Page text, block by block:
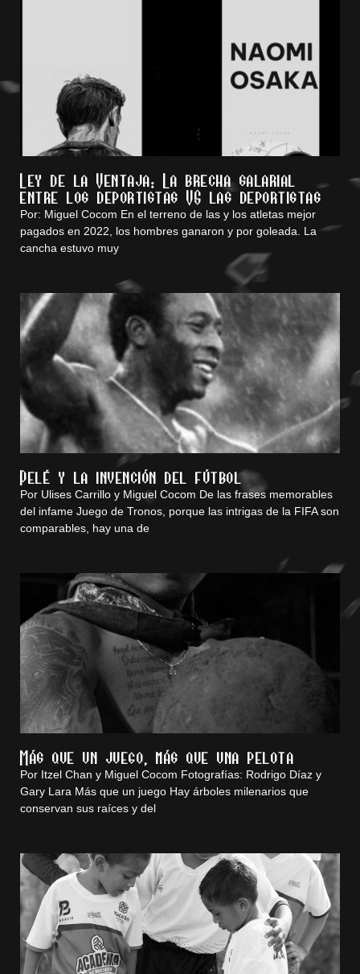
Ley de la Ventaja: La brecha salarial
entre los deportistas VS las deportistas
Por: Miguel Cocom En el terreno de las y los atletas mejor
pagados en 2022, los hombres ganaron y por goleada. La
cancha estuvo muy
Pelé y la invención del fútbol
Por Ulises Carrillo y Miguel Cocom De las frases memorables
del infame Juego de Tronos, porque las intrigas de la FIFA son
comparables, hay una de
Más que un juego, más que una pelota
Por Itzel Chan y Miguel Cocom Fotografías: Rodrigo Díaz y
Gary Lara Más que un juego Hay árboles milenarios que
conservan sus raíces y del